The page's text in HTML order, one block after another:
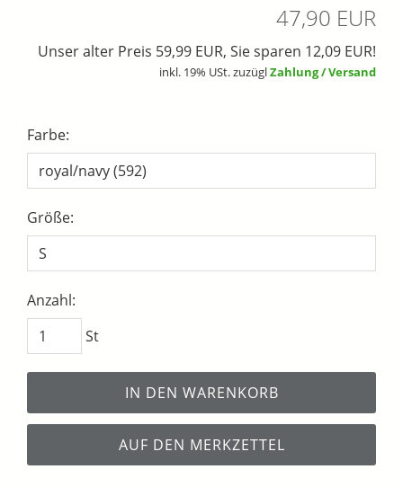
47,90 EUR
Unser alter Preis 59,99 EUR, Sie sparen 12,09 EUR!
inkl. 19% USt. zuzüglZahlung / Versand
Farbe:
Größe:
Anzahl:
St
IN DEN WARENKORB
AUF DEN MERKZETTEL